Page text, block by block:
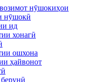
нӯшокиҳои
нӯшокӣ
ид
хонагӣ
ошхона
ҳайвонот